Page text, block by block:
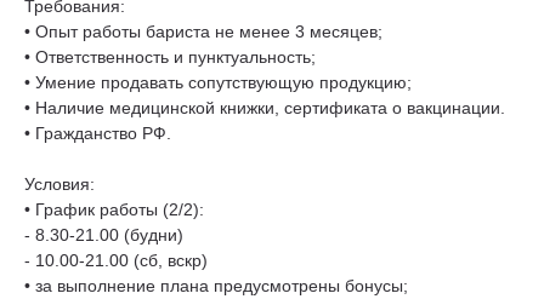
Требования:
• Опыт работы бариста не менее 3 месяцев;
• Ответственность и пунктуальность;
• Умение продавать сопутствующую продукцию;
• Наличие медицинской книжки, сертификата о вакцинации.
• Гражданство РФ.
Условия:
• График работы (2/2):
- 8.30-21.00 (будни)
- 10.00-21.00 (сб, вскр)
• за выполнение плана предусмотрены бонусы;